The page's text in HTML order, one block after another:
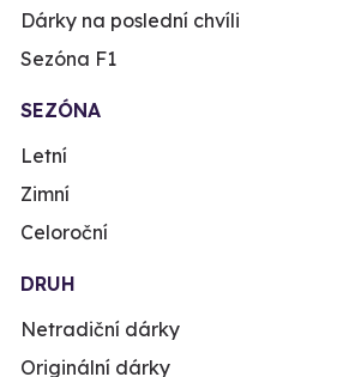
Dárky na poslední chvíli
Sezóna F1
SEZÓNA
Letní
Zimní
Celoroční
DRUH
Netradiční dárky
Originální dárky